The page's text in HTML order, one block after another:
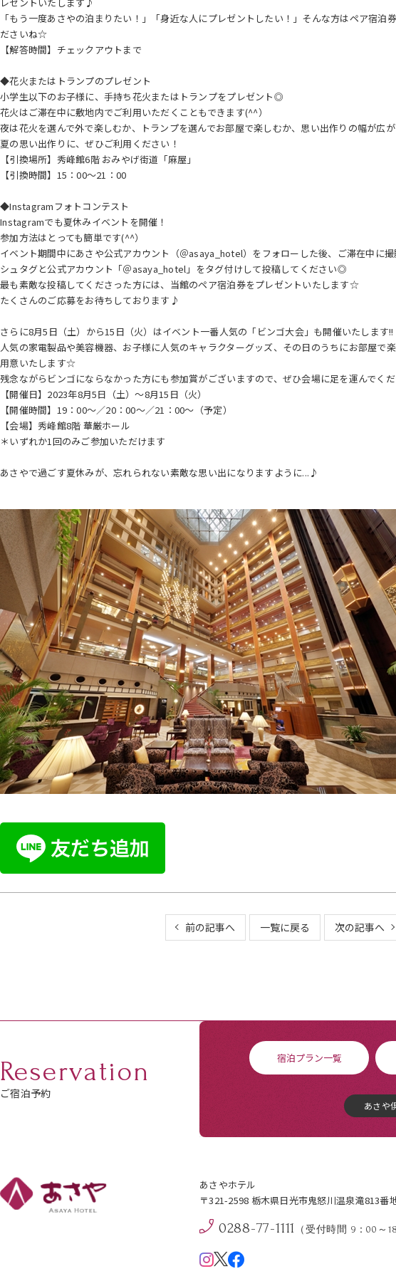
「もう一度あさやの泊まりたい！」「身近な人にプレゼントしたい！」そんな方はペア宿泊
ださいね☆
【解答時間】チェックアウトまで
◆花火またはトランプのプレゼント
小学生以下のお子様に、手持ち花火またはトランプをプレゼント◎
花火はご滞在中に敷地内でご利用いただくこともできます(^^）
夜は花火を選んで外で楽しむか、トランプを選んでお部屋で楽しむか、思い出作りの幅が広
夏の思い出作りに、ぜひご利用ください！
【引換場所】秀峰館6階 おみやげ街道「麻屋」
【引換時間】15：00～21：00
◆Instagramフォトコンテスト
Instagramでも夏休みイベントを開催！
参加方法はとっても簡単です(^^）
イベント期間中にあさや公式アカウント（＠asaya_hotel）をフォローした後、ご滞在中に
シュタグと公式アカウント「＠asaya_hotel」をタグ付けして投稿してください◎
最も素敵な投稿してくださった方には、当館のペア宿泊券をプレゼントいたします☆
たくさんのご応募をお待ちしております♪
さらに8月5日（土）から15日（火）はイベント一番人気の「ビンゴ大会」も開催いたします!!
人気の家電製品や美容機器、お子様に人気のキャラクターグッズ、その日のうちにお部屋で
用意いたします☆
残念ながらビンゴにならなかった方にも参加賞がございますので、ぜひ会場に足を運んでく
【開催日】2023年8月5日（土）～8月15日（火）
【開催時間】19：00～／20：00～／21：00～（予定）
【会場】秀峰館8階 華厳ホール
＊いずれか1回のみご参加いただけます
あさやで過ごす夏休みが、忘れられない素敵な思い出になりますように...♪
前の記事へ 一覧に戻る 次の記事へ
Reservation
ご宿泊予約
宿泊プラン一覧
あさや
あさやホテル
〒321-2598 栃木県日光市鬼怒川温泉滝813番
0288-77-1111 （受付時間 9：00～